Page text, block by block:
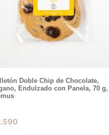
Doble Chip de Chocolate,
Endulzado con Panela, 70 g,